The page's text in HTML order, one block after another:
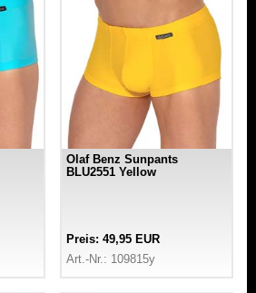
Olaf Benz Sunpants
BLU2551 Yellow
Preis: 49,95 EUR
Art.-Nr.: 109815y